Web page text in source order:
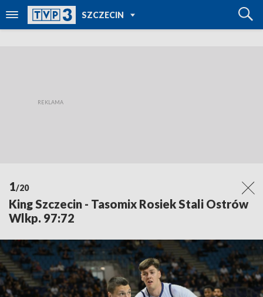
SZCZECIN
TVP REGIONY
1/20
King Szczecin - Tasomix Rosiek Stali Ostrów
Wlkp. 97:72